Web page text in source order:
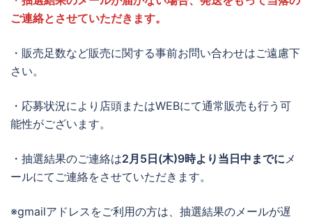
ご連絡とさせていただきます。
・販売足数など販売に関する事前お問い合わせはご遠慮下
さい。
・応募状況により店頭またはWEBにて通常販売も行う可
能性がございます。
・抽選結果のご連絡は2月5日(木)9時より当日中までに メ
ールにてご連絡をさせていただきます。
※gmailアドレスをご利用の方は、抽選結果のメールが遅